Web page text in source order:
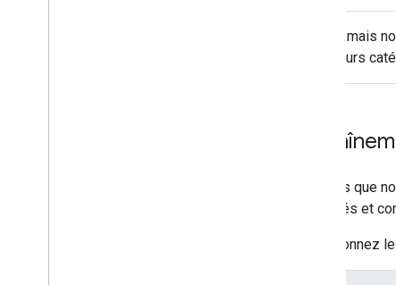
Oui, mais
valeurs
Une fois que
étiquetés et
Sélectionnez